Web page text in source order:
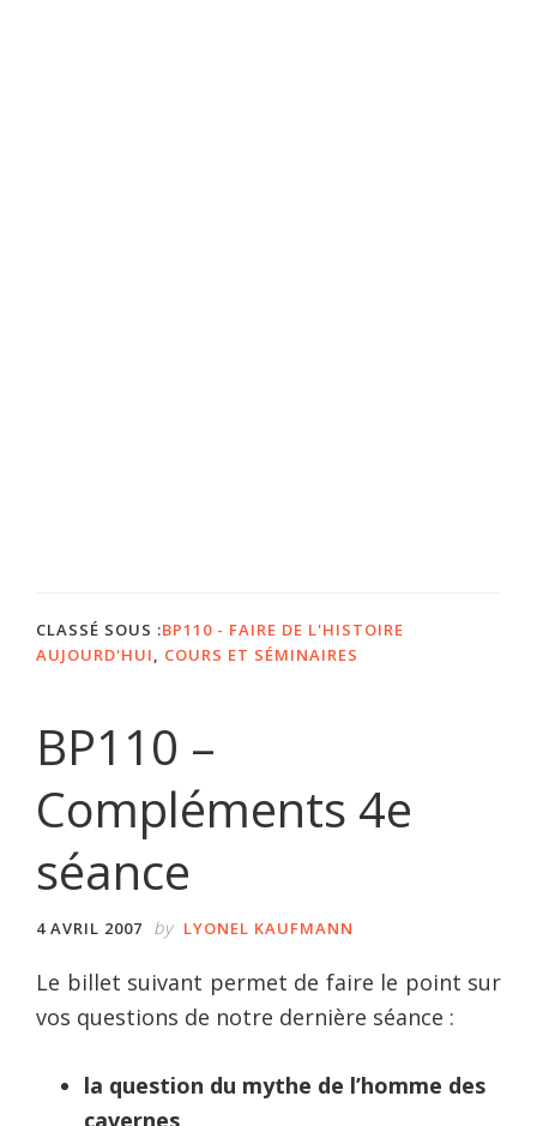
CLASSÉ SOUS :BP110 - FAIRE DE L'HISTOIRE
AUJOURD'HUI
COURS ET SÉMINAIRES
BP110 –
Compléments 4e
séance
4 AVRIL 2007 by LYONEL KAUFMANN
Le billet suivant permet de faire le point sur
vos questions de notre dernière séance :
la question du mythe de l’homme des
cavernes